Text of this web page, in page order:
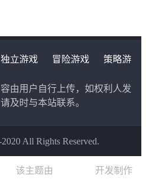
独立游戏 冒险游戏
策略游
由用户自行上传，如权利人发
及时与本站联系。
All Rights Reserved.
该主题由 开发制作